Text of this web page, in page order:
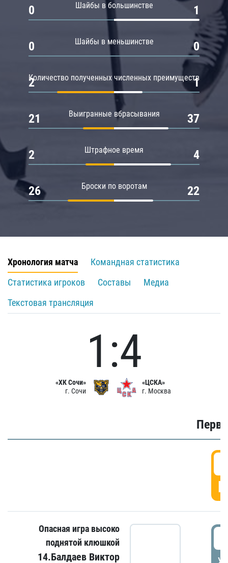
Шайбы в большинстве
0 1
Шайбы в меньшинстве
0 0
Количество полученных численных преимуществ
2 1
Выигранные вбрасывания
21 37
Штрафное время
2 4
Броски по воротам
26 22
Хронология матча
Командная статистика
Статистика игроков
Составы
Медиа
Текстовая трансляция
«ХК Сочи»
г. Сочи
1:4
«ЦСКА»
г. Москва
Опасная игра высоко
поднятой клюшкой
14.Балдаев Виктор